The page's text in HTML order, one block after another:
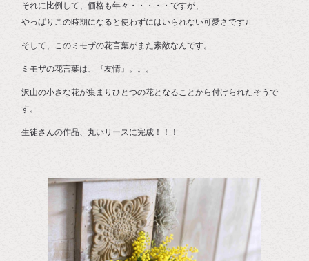
それに比例して、価格も年々・・・・・ですが、
やっぱりこの時期になると使わずにはいられない可愛さです♪
そして、このミモザの花言葉がまた素敵なんです。
ミモザの花言葉は、『友情』。。。
沢山の小さな花が集まりひとつの花となることから付けられたそうで
す。
生徒さんの作品、丸いリースに完成！！！